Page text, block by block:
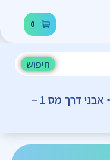
0
חיפוש
> אבני דרך מס 1 –